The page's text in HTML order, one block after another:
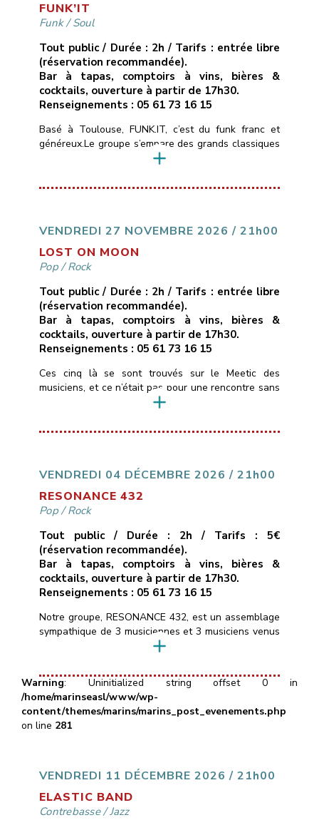
FUNK’IT
Funk/Soul
Tout public / Durée : 2h / Tarifs : entrée libre
(réservation recommandée).
Bar à tapas, comptoirs à vins, bières &
cocktails, ouverture à partir de 17h30.
Renseignements : 05 61 73 16 15
Basé à Toulouse, FUNK.IT, c’est du funk franc et
généreux.Le groupe s’empare des grands classiques
du funk, de la soul et du groove — de Stevie
et les réarrange à sa façon : nouveaux grooves,
VENDREDI 27 NOVEMBRE 2026 / 21h00
LOST ON MOON
Pop/Rock
Tout public / Durée : 2h / Tarifs : entrée libre
(réservation recommandée).
Bar à tapas, comptoirs à vins, bières &
cocktails, ouverture à partir de 17h30.
Renseignements : 05 61 73 16 15
Ces cinq là se sont trouvés sur le Meetic des
musiciens, et ce n’était pas pour une rencontre sans
lendemain …Ils personnalisent depuis quelques
Gossip, Muse, Fleetwood Mac, Lavilliers…) pour leur
Christelle […]
VENDREDI 04 DÉCEMBRE 2026 / 21h00
RESONANCE 432
Pop/Rock
Tout public / Durée : 2h / Tarifs : 5€
(réservation recommandée).
Bar à tapas, comptoirs à vins, bières &
cocktails, ouverture à partir de 17h30.
Renseignements : 05 61 73 16 15
Notre groupe, RESONANCE 432, est un assemblage
sympathique de 3 musiciennes et 3 musiciens venus
d’horizons différents, et heureux de mettre en
réinterprétons un répertoire éclectique de titres pop
rock des dernières décennies alternant rythmes
dynamiques (Eurythmics, Clash, AC/DC, …) et
musiques plus intimistes (Alannah Myles, Murray
Head, Portishead…) ainsi que […]
Warning: Uninitialized string offset 0 in
/home/marinseasl/www/wp-
content/themes/marins/marins_post_evenements.php
on line 281
VENDREDI 11 DÉCEMBRE 2026 / 21h00
ELASTIC BAND
Contrebasse/Jazz